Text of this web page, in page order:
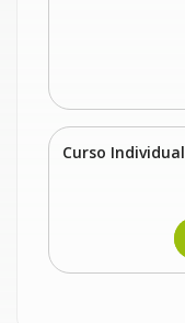
Curso Individual